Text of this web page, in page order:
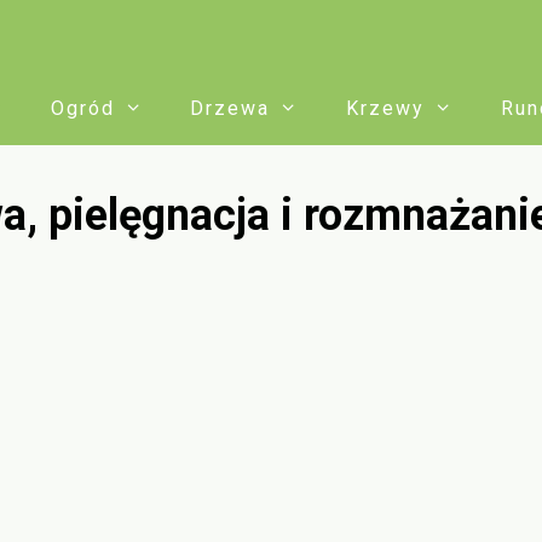
Ogród Drzewa Krzewy
pielęgnacja i